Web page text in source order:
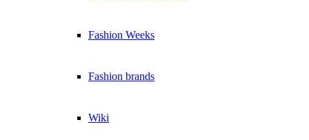
Fashion Weeks
Fashion brands
Wiki